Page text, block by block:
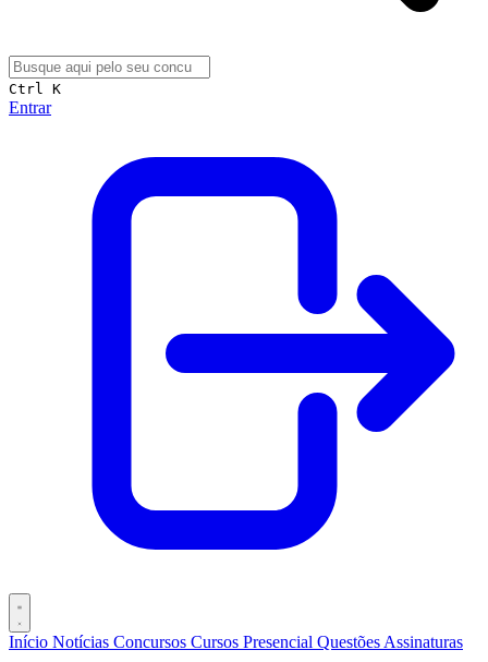
Ctrl K
Entrar
Início Notícias Concursos Cursos Presencial Questões Assinaturas